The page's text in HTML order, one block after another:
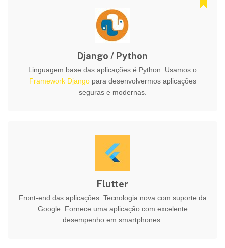
Django / Python
Linguagem base das aplicações é Python. Usamos o
Framework Djangopara desenvolvermos aplicações
seguras e modernas.
Flutter
Front-end das aplicações. Tecnologia nova com suporte da
Google. Fornece uma aplicação com excelente
desempenho em smartphones.